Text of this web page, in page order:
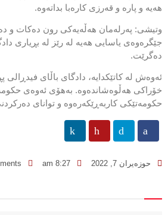
هەیە و پارە و قەرزی کارەبا بداتەوە.
وتیشی: پەرلەمان هەڵەیەکی رون دەکات و
جێگرەوەی یاسایی هەیە لە رێز لە بڕیاری
دەگرێت.
ئەوەش لە کاتێکدایە، دادگای باڵای فیدڕالی
خۆراكی هەڵوەشاندەوە. بەهۆی ئەوەی
حکومەتێکی کاربەڕێکەرەوە و توانای
حوزه‌یران 7, 2022 8:27 am